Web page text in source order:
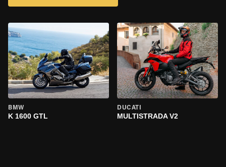
BMW
K 1600 GTL
DUCATI
MULTISTRADA V2